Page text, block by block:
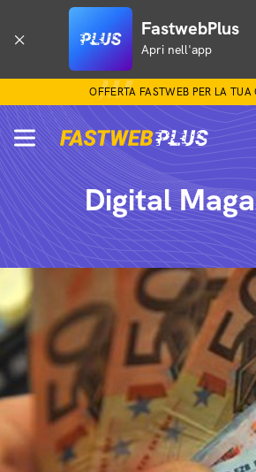
FastwebPlus
Apri nell'app
OFFERTA FASTWEB PER LA TUA
Digital